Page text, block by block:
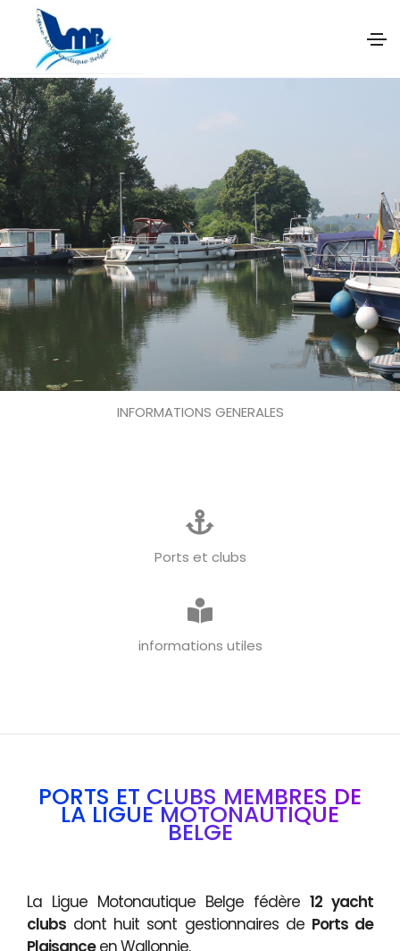
INFORMATIONS GENERALES
Ports et clubs
informations utiles
PORTS ET CLUBS MEMBRES DE
LA LIGUE MOTONAUTIQUE
BELGE
La Ligue Motonautique Belge fédère 12 yacht
clubs dont huit sont gestionnaires de Ports de
Plaisanceen Wallonnie.